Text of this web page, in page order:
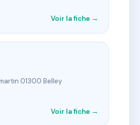
Voir la fiche →
01300 Belley
Voir la fiche →